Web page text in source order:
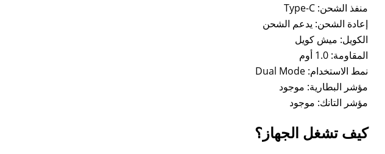
منفذ الشحن: Type-C
إعادة الشحن: يدعم الشحن
الكويل: ميش كويل
المقاومة: 1.0 أوم
نمط الاستخدام: Dual Mode
مؤشر البطارية: موجود
مؤشر التانك: موجود
كيف تشغل الجهاز؟